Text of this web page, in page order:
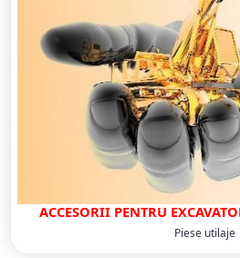
ACCESORII PENTRU
Piese utilaje